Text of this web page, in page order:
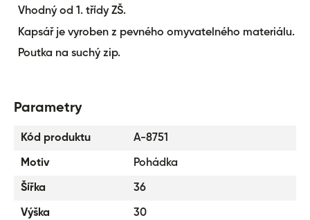
Vhodný od 1. třídy ZŠ.
Kapsář je vyroben z pevného omyvatelného materiálu.
Poutka na suchý zip.
Parametry
Kód produktu A-8751
Motiv Pohádka
Šířka 36
Výška 30